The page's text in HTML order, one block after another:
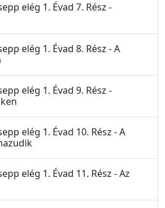
elég 1. Évad 7. Rész -
elég 1. Évad 8. Rész - A
elég 1. Évad 9. Rész -
elég 1. Évad 10. Rész - A
elég 1. Évad 11. Rész - Az